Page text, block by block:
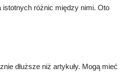
istotnych różnic między nimi. Oto
dłuższe niż artykuły. Mogą mieć